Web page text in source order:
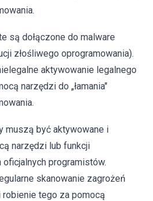
są dołączone do malware
złośliwego oprogramowania).
aktywowanie legalnego
narzędzi do „łamania"
muszą być aktywowane i
narzędzi lub funkcji
programistów.
skanowanie zagrożeń
tego za pomocą